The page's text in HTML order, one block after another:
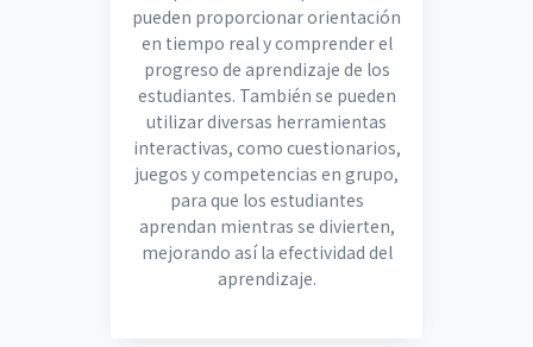
pueden proporcionar orientación
en tiempo real y comprender el
progreso de aprendizaje de los
estudiantes. También se pueden
utilizar diversas herramientas
interactivas, como cuestionarios,
juegos y competencias en grupo,
para que los estudiantes
aprendan mientras se divierten,
mejorando así la efectividad del
aprendizaje.